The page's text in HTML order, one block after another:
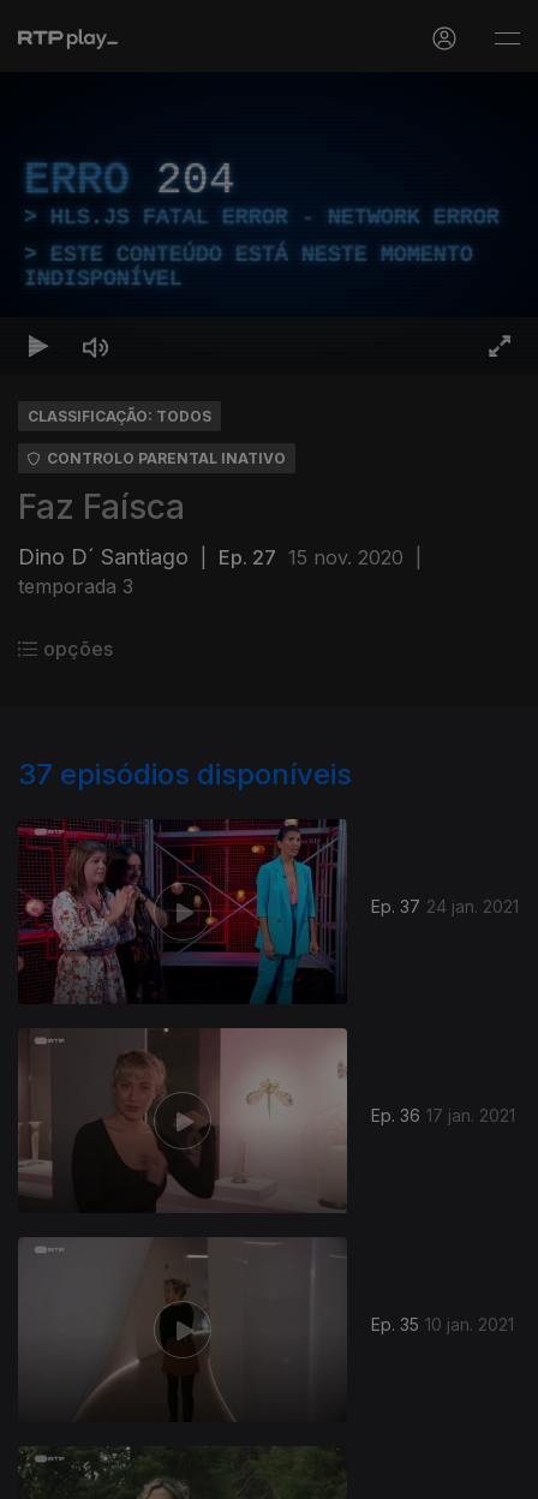
ERRO 204
HLS.JS FATAL ERROR - NETWORK ERROR
ESTE CONTEÚDO ESTÁ NESTE MOMENTO
INDISPONÍVEL
CLASSIFICAÇÃO: TODOS
CONTROLO PARENTAL INATIVO
Faz Faísca
Dino D´ Santiago Ep. 27 15 nov. 2020
temporada 3
opções
37 episódios disponíveis
Ep. 37 24 jan. 2021
Ep. 36 17 jan. 2021
Ep. 35 10 jan. 2021